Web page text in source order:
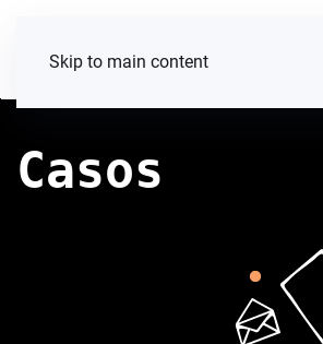
Skip to main content
Casos